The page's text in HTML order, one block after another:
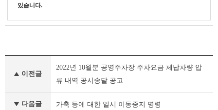
있습니다.
이전글
2022년 10월분 공영주차장 주차요금 체납차량 압
류 내역 공시송달 공고
다음글 가축 등에 대한 일시 이동중지 명령